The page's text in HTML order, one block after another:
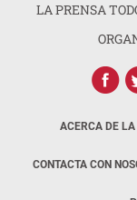
LA PRENSA
ACERCA DE
CONTACTA CON